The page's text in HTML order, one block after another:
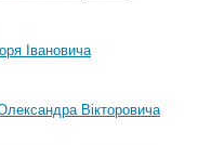
Івановича
Вікторовича